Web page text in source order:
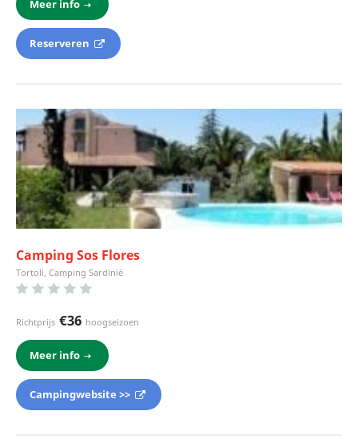
Meer info
Reserveren
Camping Sos Flores
Tortolì, Camping Sardinië
Richtprijs €36 hoogseizoen
Meer info
Campingwebsite >>